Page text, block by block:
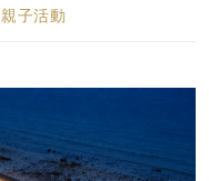
親子活動